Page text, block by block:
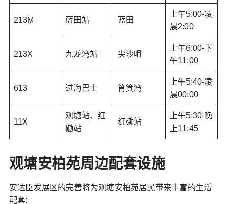
213M 蓝田站 蓝田
上午5:00-凌
晨2:00
213X 九龙湾站 尖沙咀
上午6:00-下
午11:00
613 过海巴士 筲箕湾
上午5:40-凌
晨00:00
11X
观塘站、红
磡站
红磡站
上午5:30-晚
上11:45
观塘安柏苑周边配套设施
安达臣发展区的完善将为观塘安柏苑居民带来丰富的生活
配套: